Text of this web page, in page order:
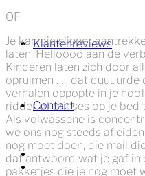
Klantenreviews
Contact
Welkom
Ik help jou met
OF
Je kan die slipper
laten. Helloooo aan de
Kinderen laten zich door
opruimen ….. dat
verhalen oppopte in je
ridder of prinses op je bed
Als volwassene is
we ons nog steeds
nog moet doen, die mail
dat antwoord wat je gaf in
pakketjes die je nog moet